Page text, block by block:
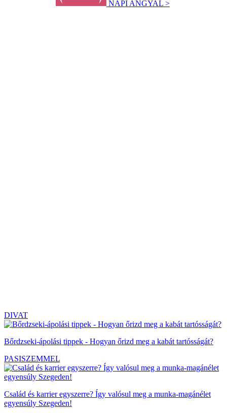
NAPI ANGYAL >
DIVAT
Bőrdzseki-ápolási tippek - Hogyan őrizd meg a kabát tartósságát?
PASISZEMMEL
Család és karrier egyszerre? Így valósul meg a munka-magánélet
egyensúly Szegeden!